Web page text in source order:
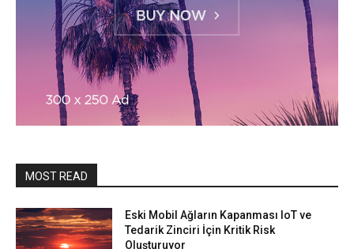
MOST READ
Eski Mobil Ağların Kapanması IoT ve
Tedarik Zinciri İçin Kritik Risk
Oluşturuyor